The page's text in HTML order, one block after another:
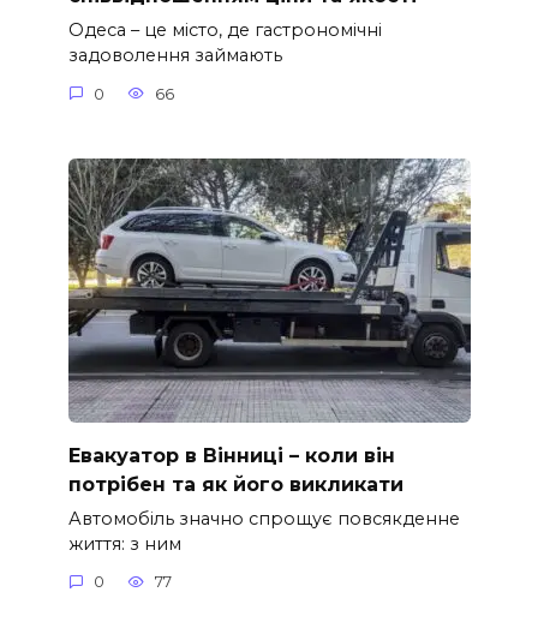
Одеса – це місто, де гастрономічні
задоволення займають
0 66
Евакуатор в Вінниці – коли він
потрібен та як його викликати
Автомобіль значно спрощує повсякденне
життя: з ним
0 77